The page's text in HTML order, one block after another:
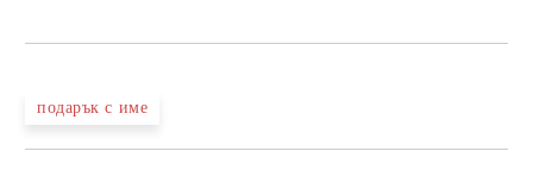
подарък с име